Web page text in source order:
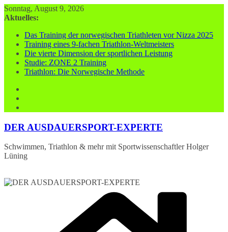
Zum
Inhalt
Sonntag, August 9, 2026
Aktuelles:
Das Training der norwegischen Triathleten vor Nizza 2025
Training eines 9-fachen Triathlon-Weltmeisters
Die vierte Dimension der sportlichen Leistung
Studie: ZONE 2 Training
Triathlon: Die Norwegische Methode
DER AUSDAUERSPORT-EXPERTE
Schwimmen, Triathlon & mehr mit Sportwissenschaftler Holger
Lüning